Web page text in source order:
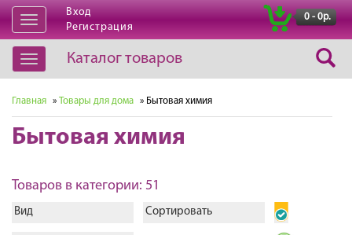
Открыть
навигацию
Вход
Регистрация
0 - 0р.
Открыть
навигацию
Каталог товаров
Главная » Товары для дома » Бытовая химия
Бытовая химия
Товаров в категории: 51
Вид Сортировать